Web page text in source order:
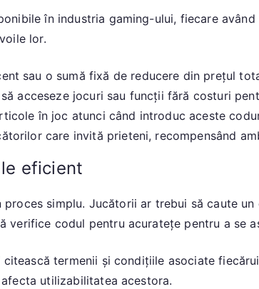
în industria gaming-ului, fiecare
lor.
sau o sumă fixă de reducere din prețul
acceseze jocuri sau funcții fără costuri
în joc atunci când introduc aceste
care invită prieteni, recompensând
eficient
simplu. Jucătorii ar trebui să caute
verifice codul pentru acuratețe pentru a se
termenii și condițiile asociate
utilizabilitatea acestora.